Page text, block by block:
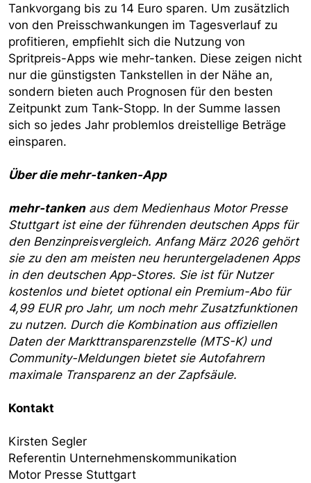
Tankvorgang bis zu 14 Euro sparen. Um zusätzlich
von den Preisschwankungen im Tagesverlauf zu
profitieren, empfiehlt sich die Nutzung von
Spritpreis-Apps wie mehr-tanken. Diese zeigen nicht
nur die günstigsten Tankstellen in der Nähe an,
sondern bieten auch Prognosen für den besten
Zeitpunkt zum Tank-Stopp. In der Summe lassen
sich so jedes Jahr problemlos dreistellige Beträge
einsparen.
Über die mehr-tanken-App
mehr-tankenaus dem Medienhaus Motor Presse
Stuttgart ist eine der führenden deutschen Apps für
den Benzinpreisvergleich. Anfang März 2026 gehört
sie zu den am meisten neu heruntergeladenen Apps
in den deutschen App-Stores. Sie ist für Nutzer
kostenlos und bietet optional ein Premium-Abo für
4,99 EUR pro Jahr, um noch mehr Zusatzfunktionen
zu nutzen. Durch die Kombination aus offiziellen
Daten der Markttransparenzstelle (MTS-K) und
Community-Meldungen bietet sie Autofahrern
maximale Transparenz an der Zapfsäule.
Kontakt
Kirsten Segler
Referentin Unternehmenskommunikation
Motor Presse Stuttgart